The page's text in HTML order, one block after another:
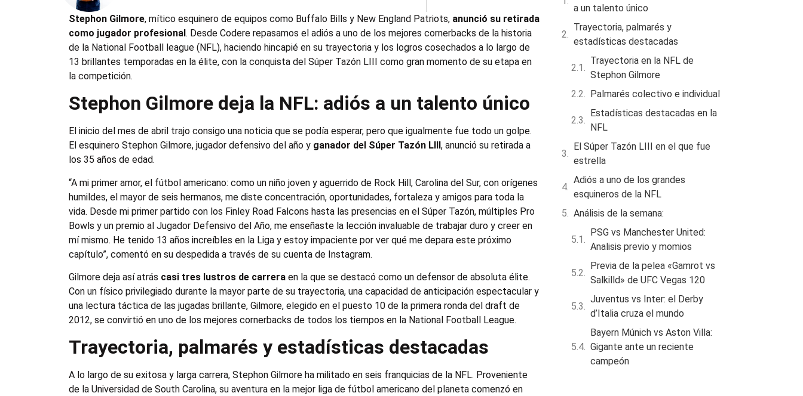
Stephon Gilmore, mítico esquinero de equipos como Buffalo Bills y New England Patriots, anunció su retirada
como jugador profesional. Desde Codere repasamos el adiós a uno de los mejores cornerbacks de la historia
de la National Football league (NFL), haciendo hincapié en su trayectoria y los logros cosechados a lo largo de
13 brillantes temporadas en la élite, con la conquista del Súper Tazón LIII como gran momento de su etapa en
la competición.
Stephon Gilmore deja la NFL: adiós a un talento único
El inicio del mes de abril trajo consigo una noticia que se podía esperar, pero que igualmente fue todo un golpe.
El esquinero Stephon Gilmore, jugador defensivo del año y ganador del Súper Tazón LIII, anunció su retirada a
los 35 años de edad.
“A mi primer amor, el fútbol americano: como un niño joven y aguerrido de Rock Hill, Carolina del Sur, con orígenes
humildes, el mayor de seis hermanos, me diste concentración, oportunidades, fortaleza y amigos para toda la
vida. Desde mi primer partido con los Finley Road Falcons hasta las presencias en el Súper Tazón, múltiples Pro
Bowls y un premio al Jugador Defensivo del Año, me enseñaste la lección invaluable de trabajar duro y creer en
mí mismo. He tenido 13 años increíbles en la Liga y estoy impaciente por ver qué me depara este próximo
capítulo”, comentó en su despedida a través de su cuenta de Instagram.
Gilmore deja así atrás casi tres lustros de carreraen la que se destacó como un defensor de absoluta élite.
Con un físico privilegiado durante la mayor parte de su trayectoria, una capacidad de anticipación espectacular y
una lectura táctica de las jugadas brillante, Gilmore, elegido en el puesto 10 de la primera ronda del draft de
2012, se convirtió en uno de los mejores cornerbacks de todos los tiempos en la National Football League.
Trayectoria, palmarés y estadísticas destacadas
A lo largo de su exitosa y larga carrera, Stephon Gilmore ha militado en seis franquicias de la NFL. Proveniente
de la Universidad de South Carolina, su aventura en la mejor liga de fútbol americano del planeta comenzó en
a un talento único
Trayectoria, palmarés y
estadísticas destacadas
Trayectoria en la NFL de
Stephon Gilmore
Palmarés colectivo e individual
Estadísticas destacadas en la
NFL
El Súper Tazón LIII en el que fue
estrella
Adiós a uno de los grandes
esquineros de la NFL
Análisis de la semana:
PSG vs Manchester United:
Analisis previo y momios
Previa de la pelea «Gamrot vs
Salkilld» de UFC Vegas 120
Juventus vs Inter: el Derby
d’Italia cruza el mundo
Bayern Múnich vs Aston Villa:
Gigante ante un reciente
campeón